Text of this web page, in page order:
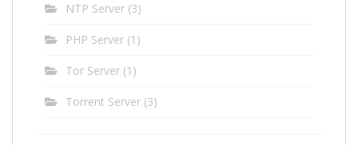
NTP Server (3)
PHP Server (1)
Tor Server (1)
Torrent Server (3)